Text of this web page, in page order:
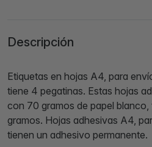
Descripción
Etiquetas en hojas A4, para
tiene 4 pegatinas. Estas hojas
con 70 gramos de papel blanco,
gramos. Hojas adhesivas A4,
tienen un adhesivo permanente.